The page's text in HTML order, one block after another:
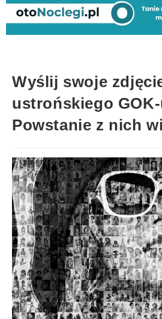
Wyślij swoje
ustrońskiego
Powstanie z nich